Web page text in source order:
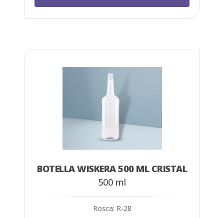
BOTELLA WISKERA 500 ML CRISTAL
500 ml
Rosca: R-28